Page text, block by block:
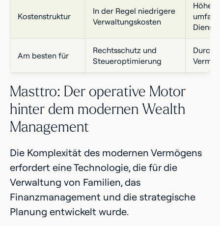
Kostenstruktur
In der Regel niedrigere
Verwaltungskosten
Am besten für
Rechtsschutz und
Steueroptimierung
Masttro: Der operative Motor
hinter dem modernen Wealth
Management
Die Komplexität des modernen Vermögens
erfordert eine Technologie, die für die
Verwaltung von Familien, das
Finanzmanagement und die strategische
Planung entwickelt wurde.